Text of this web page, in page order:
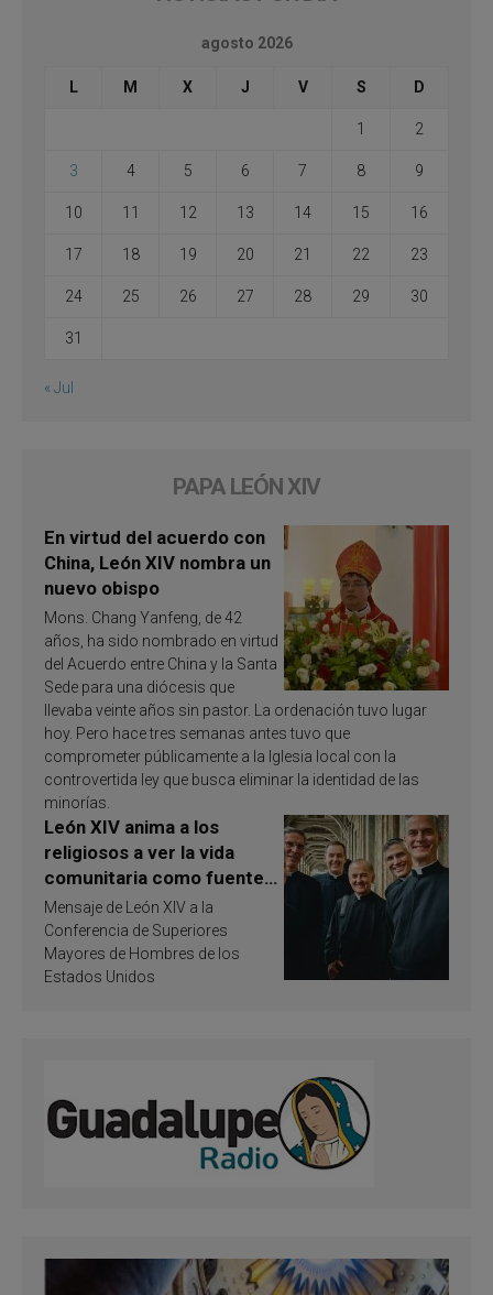
agosto 2026
L M X J V S D
1 2
3 4 5 6 7 8 9
10 11 12 13 14 15 16
17 18 19 20 21 22 23
24 25 26 27 28 29 30
31
« Jul
PAPA LEÓN XIV
En virtud del acuerdo con
China, León XIV nombra un
nuevo obispo
Mons. Chang Yanfeng, de 42
años, ha sido nombrado en virtud
del Acuerdo entre China y la Santa
Sede para una diócesis que
llevaba veinte años sin pastor. La ordenación tuvo lugar
hoy. Pero hace tres semanas antes tuvo que
comprometer públicamente a la Iglesia local con la
controvertida ley que busca eliminar la identidad de las
minorías.
León XIV anima a los
religiosos a ver la vida
comunitaria como fuente
de inspiración y
santificación
Mensaje de León XIV a la
Conferencia de Superiores
Mayores de Hombres de los
Estados Unidos